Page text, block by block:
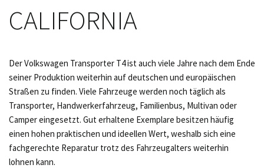
CALIFORNIA
Der Volkswagen Transporter T4 ist auch viele Jahre nach dem Ende
seiner Produktion weiterhin auf deutschen und europäischen
Straßen zu finden. Viele Fahrzeuge werden noch täglich als
Transporter, Handwerkerfahrzeug, Familienbus, Multivan oder
Camper eingesetzt. Gut erhaltene Exemplare besitzen häufig
einen hohen praktischen und ideellen Wert, weshalb sich eine
fachgerechte Reparatur trotz des Fahrzeugalters weiterhin
lohnen kann.